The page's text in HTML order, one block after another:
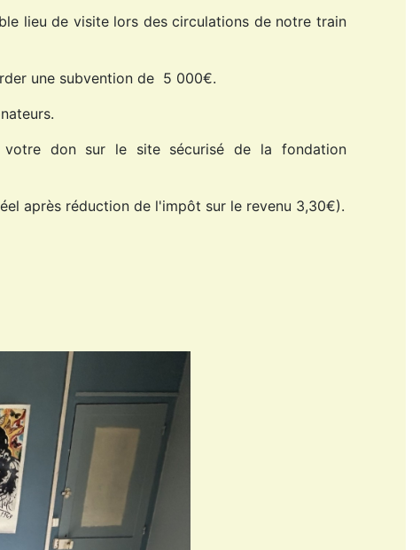
lieu de visite lors des circulations de notre train
une subvention de 5 000€.
don sur le site sécurisé de la fondation
après réduction de l'impôt sur le revenu 3,30€).